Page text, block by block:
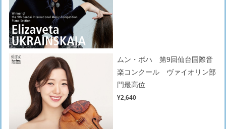
ムン・ボハ 第9回仙台国際音
楽コンクール ヴァイオリン部
門最高位
¥2,640